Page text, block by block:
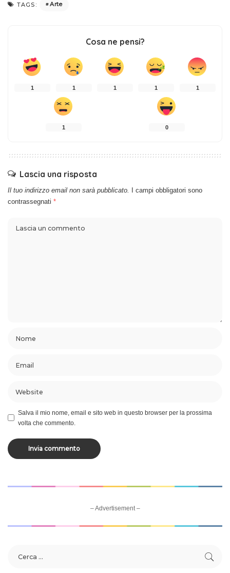
TAGS: Arte
Cosa ne pensi?
1 1 1 1 1
1 0
Lascia una risposta
Il tuo indirizzo email non sarà pubblicato. I campi obbligatori sono
contrassegnati *
Salva il mio nome, email e sito web in questo browser per la prossima
volta che commento.
– Advertisement –